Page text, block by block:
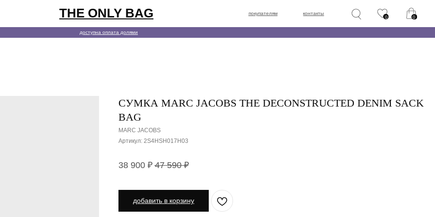
THE ONLY BAG контакты
0
СУМКА MARC JACOBS THE DECONSTRUCTED DENIM SACK
BAG
MARC JACOBS
Артикул: 2S4HSH017H03
38 900 ₽ 47 590 ₽
добавить в корзину